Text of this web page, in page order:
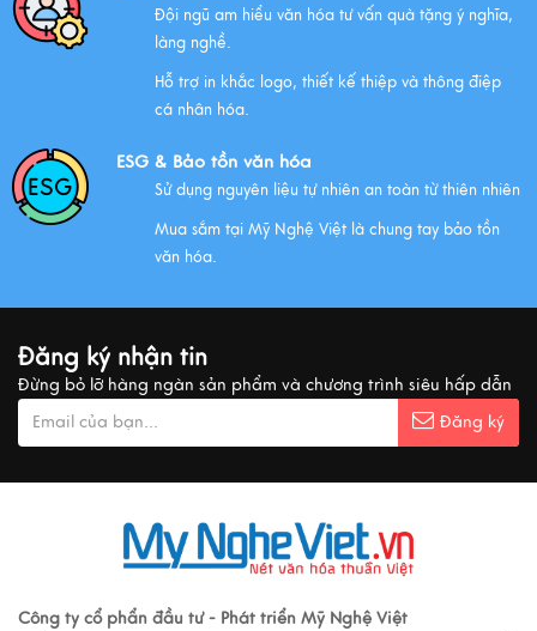
NHỮNG ĐẶC ĐIỂM CỦA HÀNG THỦ CÔNG MỸ NGHỆ
QUÀ VĂN HÓA VIỆT TẶNG KHÁCH QUỐC TẾ
Xem thêm
Ý nghĩa cảnh vật Tranh sơn mài
Các loại tranh sơn mài nổi tiếng
Đội ngũ am hiểu văn hóa tư vấn quà tặng ý nghĩa,
làng nghề.
Hỗ trợ in khắc logo, thiết kế thiệp và thông điệp
cá nhân hóa.
ESG & Bảo tồn văn hóa
Sử dụng nguyên liệu tự nhiên an toàn từ thiên nhiên
Mua sắm tại Mỹ Nghệ Việt là chung tay bảo tồn
văn hóa.
Đăng ký nhận tin
Đừng bỏ lỡ hàng ngàn sản phẩm và chương trình siêu hấp dẫn
Đăng ký
Công ty cổ phẩn đầu tư - Phát triển Mỹ Nghệ Việt